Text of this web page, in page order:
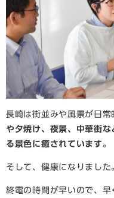
長崎は街並みや風景が日常
や夕焼け、夜景、中華街
る景色に癒されています。
そして、健康になりました
終電の時間が早いので、